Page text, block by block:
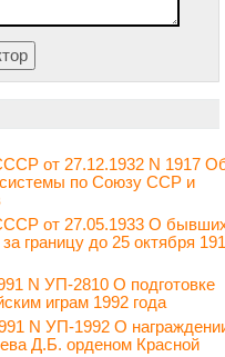
от 27.12.1932 N 1917
системы по Союзу ССР и
от 27.05.1933 О
границу до 25 октября
N УП-2810 О подготовке
играм 1992 года
N УП-1992 О
Д.Б. орденом Красной